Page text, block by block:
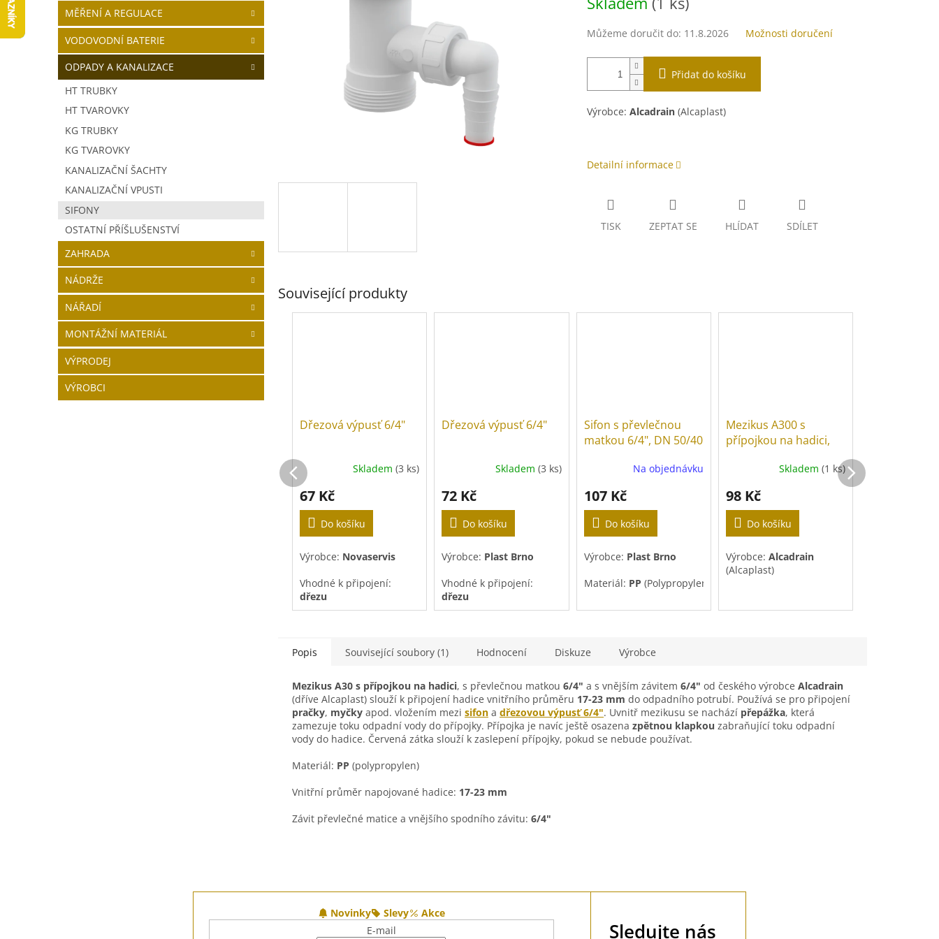
p
n
MĚŘENÍ A REGULACE
VODOVODNÍ BATERIE
ODPADY A KANALIZACE
HT TRUBKY
HT TVAROVKY
KG TRUBKY
KG TVAROVKY
KANALIZAČNÍ ŠACHTY
KANALIZAČNÍ VPUSTI
SIFONY
OSTATNÍ PŘÍŠLUŠENSTVÍ
ZAHRADA
NÁDRŽE
NÁŘADÍ
MONTÁŽNÍ MATERIÁL
VÝPRODEJ
VÝROBCI
cena:
Můžeme doručit do: 11.8.2026 Možnosti doručení
Přidat do košíku
Výrobce: Alcadrain(Alcaplast)
Detailní informace
TISK ZEPTAT SE HLÍDAT SDÍLET
Související produkty
Dřezová výpusť 6/4"
Skladem(3 ks)
67 Kč
Do košíku
Výrobce: Novaservis
Vhodné k připojení:
dřezu
Dřezová výpusť 6/4"
Skladem (3 ks)
72 Kč
Do košíku
Výrobce: Plast Brno
Vhodné k připojení:
dřezu
Sifon s převlečnou
matkou 6/4", DN 50/40
Na objednávku
107 Kč
Do košíku
Výrobce: Plast Brno
Materiál: PP (Polypropylen)
Barva:Bílá
připojení:dřezu
Mezikus A300 s
přípojkou na hadici,
Skladem (1 ks)
98 Kč
Do košíku
Výrobce: Alcadrain
(Alcaplast)
Popis Související soubory (1) Hodnocení Diskuze Výrobce
Mezikus A30 s přípojkou na hadici, s převlečnou matkou 6/4" a s vnějším závitem 6/4" od českého výrobce Alcadrain
(dříve Alcaplast) slouží k připojení hadice vnitřního průměru 17-23 mm do odpadního potrubí. Používá se pro připojení
pračky, myčky apod. vložením mezi sifon a dřezovou výpusť 6/4". Uvnitř mezikusu se nachází přepážka, která
zamezuje toku odpadní vody do přípojky. Přípojka je navíc ještě osazena zpětnou klapkou zabraňující toku odpadní
vody do hadice. Červená zátka slouží k zaslepení přípojky, pokud se nebude používat.
Materiál: PP (polypropylen)
Vnitřní průměr napojované hadice: 17-23 mm
Závit převlečné matice a vnějšího spodního závitu: 6/4"
Novinky Slevy
Akce
E-mail
Sledujte nás